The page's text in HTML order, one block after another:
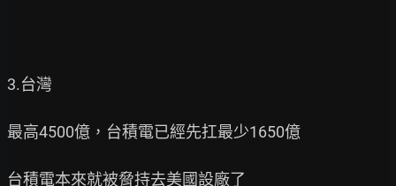
3.台灣
最高4500億，台積電已經先扛最少1650億
台積電本來就被脅持去美國設廠了